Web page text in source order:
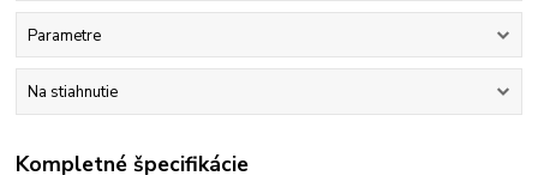
Parametre
Na stiahnutie
Kompletné špecifikácie